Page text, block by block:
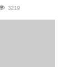
3219